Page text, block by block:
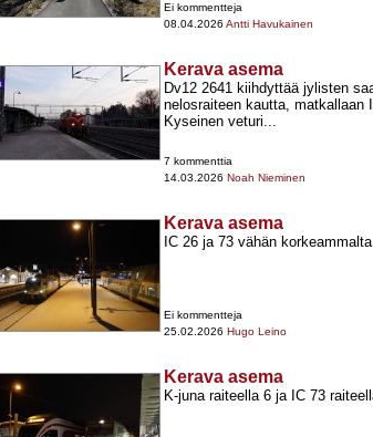
Ei kommentteja
08.04.2026 Antti Havukainen
Kerava asema
Dv12 2641 kiihdyttää jylisten
nelosraiteen kautta, matkallaan
Kyseinen veturi...
7 kommenttia
14.03.2026 Noah Nieminen
Kerava asema
IC 26 ja 73 vähän
Ei kommentteja
25.02.2026 Hugo Leino
Kerava asema
K-​juna raiteella 6 ja IC 73